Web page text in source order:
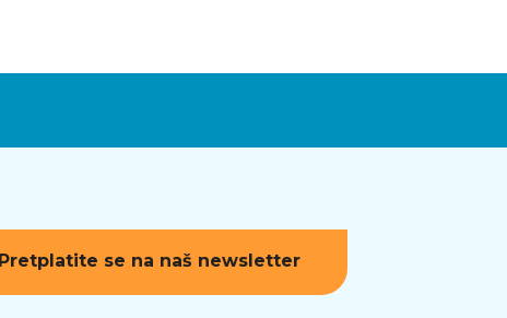
Pretplatite se na naš newsletter